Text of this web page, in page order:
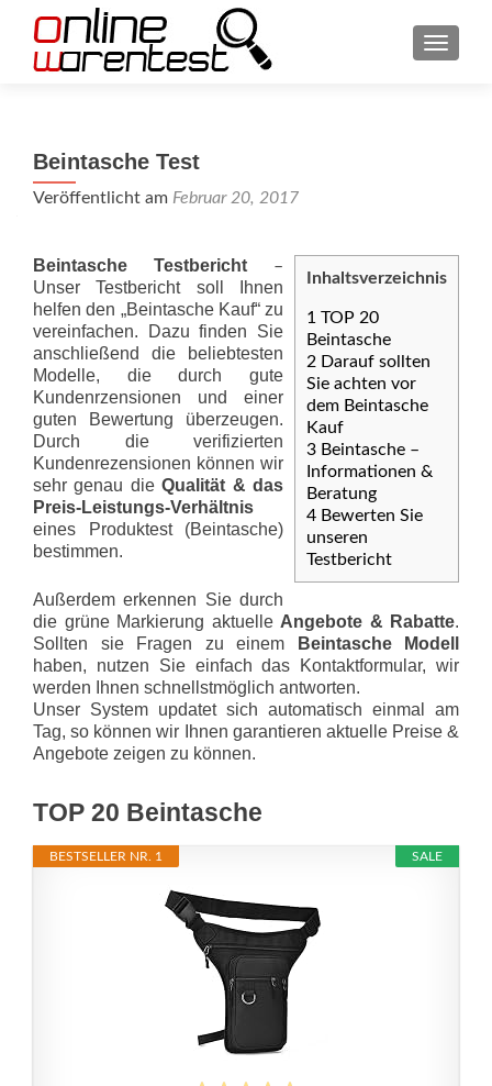
Beintasche Test
Veröffentlicht am Februar 20, 2017
Inhaltsverzeichnis
1 TOP 20
Beintasche
2 Darauf sollten
Sie achten vor
dem Beintasche
Kauf
3 Beintasche –
Informationen &
Beratung
4 Bewerten Sie
unseren
Testbericht
Beintasche Testbericht –
Unser Testbericht soll Ihnen
helfen den „Beintasche Kauf“ zu
vereinfachen. Dazu finden Sie
anschließend die beliebtesten
Modelle, die durch gute
Kundenrzensionen und einer
guten Bewertung überzeugen.
Durch die verifizierten
Kundenrezensionen können wir
sehr genau dieQualität & das
Preis-Leis­tungs-Ver­hält­nis
eines Produktest (Beintasche)
bestimmen.
Außerdem erkennen Sie durch
die grüne Markierung aktuelle Angebote & Rabatte.
Sollten sie Fragen zu einem
Beintasche Modell
haben, nutzen Sie einfach das Kontaktformular, wir
werden Ihnen schnellstmöglich antworten.
Unser System updatet sich automatisch einmal am
Tag, so können wir Ihnen garantieren aktuelle Preise &
Angebote zeigen zu können.
TOP 20 Beintasche
SALE
BESTSELLER NR. 1